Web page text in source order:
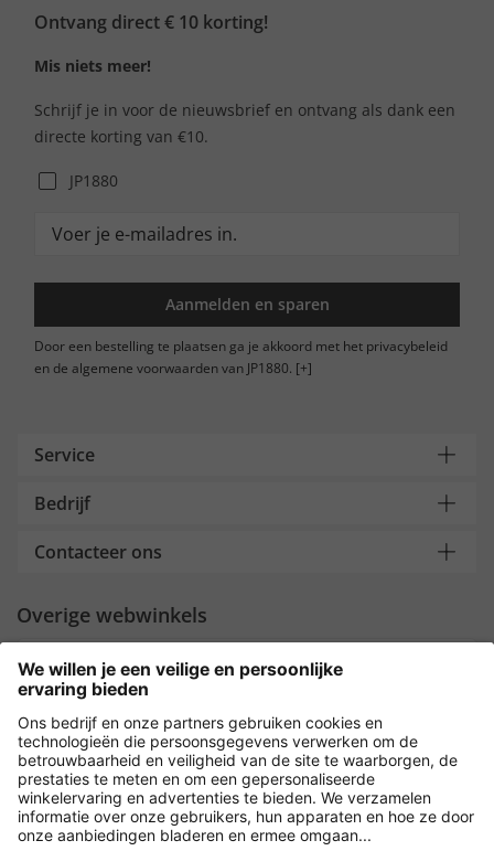
Ontvang direct € 10 korting!
Mis niets meer!
Schrijf je in voor de nieuwsbrief en ontvang als dank een
directe korting van €10.
JP1880
Aanmelden en sparen
Door een bestelling te plaatsen ga je akkoord met het privacybeleid
en de algemene voorwaarden van JP1880. [+]
Service
Bedrijf
Contacteer ons
Overige webwinkels
Nederland
Payment and Delivery
Versleuteling met